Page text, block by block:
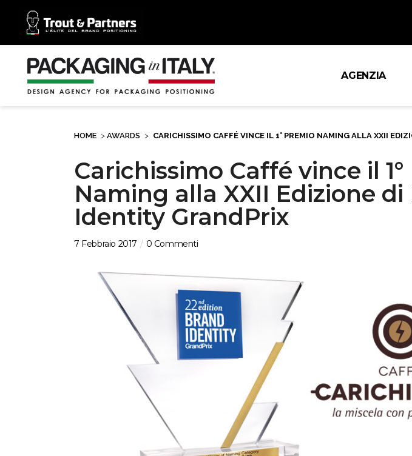
AGENZIA
HOME > AWARDS > CARICHISSIMO CAFFÉ VINCE IL 1° PREMIO NAMING ALLA XXII
Carichissimo Caffé vince il
Naming alla XXII Edizione di
Identity GrandPrix
7 Febbraio 2017 0 Commenti